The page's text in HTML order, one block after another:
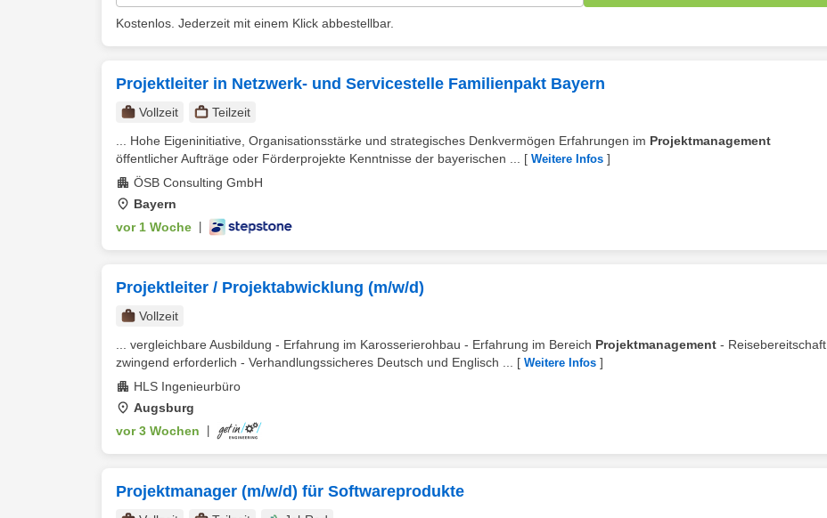
Kostenlos. Jederzeit mit einem Klick abbestellbar.
Projektleiter in Netzwerk- und Servicestelle Familienpakt Bayern
Vollzeit
Teilzeit
... Hohe Eigeninitiative, Organisationsstärke und strategisches Denkvermögen Erfahrungen im Projektmanagement
öffentlicher Aufträge oder Förderprojekte Kenntnisse der bayerischen ...
[ Weitere Infos ]
ÖSB Consulting GmbH
Bayern
vor 1 Woche
Projektleiter / Projektabwicklung (m/w/d)
Vollzeit
... vergleichbare Ausbildung - Erfahrung im Karosserierohbau - Erfahrung im Bereich Projektmanagement - Reisebereitschaft
zwingend erforderlich - Verhandlungssicheres Deutsch und Englisch ...
[ Weitere Infos ]
HLS Ingenieurbüro
Augsburg
vor 3 Wochen
Projektmanager (m/w/d) für Softwareprodukte